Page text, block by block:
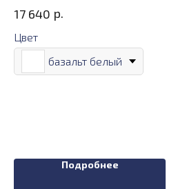
17 640 р.
Цвет
базальт белый
Подробнее